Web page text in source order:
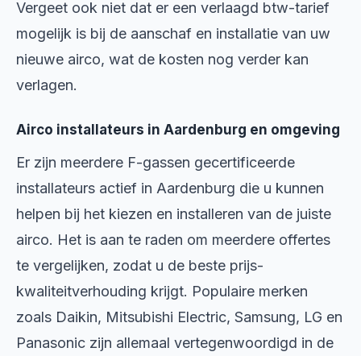
Vergeet ook niet dat er een verlaagd btw-tarief
mogelijk is bij de aanschaf en installatie van uw
nieuwe airco, wat de kosten nog verder kan
verlagen.
Airco installateurs in Aardenburg en omgeving
Er zijn meerdere F-gassen gecertificeerde
installateurs actief in Aardenburg die u kunnen
helpen bij het kiezen en installeren van de juiste
airco. Het is aan te raden om meerdere offertes
te vergelijken, zodat u de beste prijs-
kwaliteitverhouding krijgt. Populaire merken
zoals Daikin, Mitsubishi Electric, Samsung, LG en
Panasonic zijn allemaal vertegenwoordigd in de